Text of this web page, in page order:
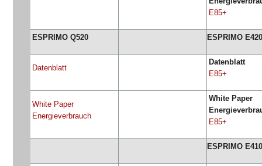
E85+
ESPRIMO Q520 ESPRIMO E420
Datenblatt
Datenblatt
E85+
White Paper
Energieverbrauch
White Paper
E85+
ESPRIMO E410